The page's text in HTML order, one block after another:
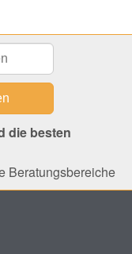
die besten
Beratungsbereiche